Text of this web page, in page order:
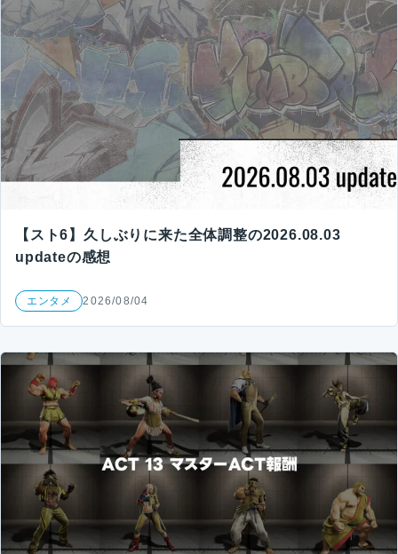
【スト6】久しぶりに来た全体調整の2026.08.03
updateの感想
エンタメ 2026/08/04